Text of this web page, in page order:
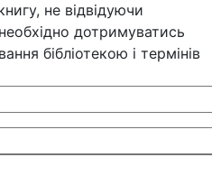
не відвідуючи
дотримуватись
бібліотекою і термінів